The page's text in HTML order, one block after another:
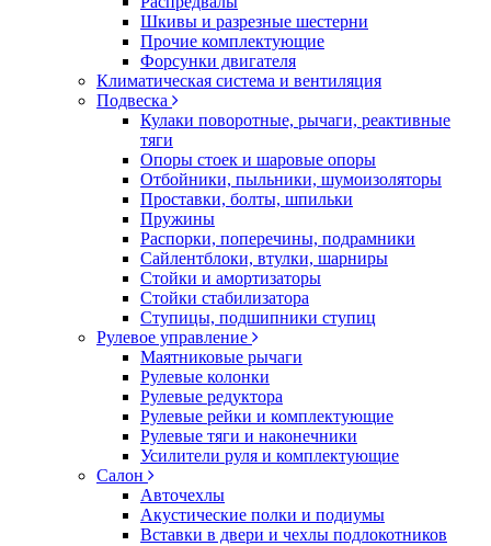
Шкивы и разрезные шестерни
Прочие комплектующие
Форсунки двигателя
Климатическая система и вентиляция
Подвеска
Кулаки поворотные, рычаги, реактивные
тяги
Опоры стоек и шаровые опоры
Отбойники, пыльники, шумоизоляторы
Проставки, болты, шпильки
Пружины
Распорки, поперечины, подрамники
Сайлентблоки, втулки, шарниры
Стойки и амортизаторы
Стойки стабилизатора
Ступицы, подшипники ступиц
Рулевое управление
Маятниковые рычаги
Рулевые колонки
Рулевые редуктора
Рулевые рейки и комплектующие
Рулевые тяги и наконечники
Усилители руля и комплектующие
Салон
Авточехлы
Акустические полки и подиумы
Вставки в двери и чехлы подлокотников